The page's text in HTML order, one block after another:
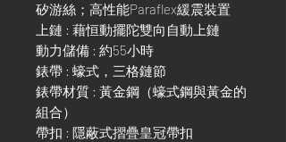
矽游絲；高性能Paraflex緩震裝置
上鏈 : 藉恒動擺陀雙向自動上鏈
動力儲備 : 約55小時
錶帶 : 蠔式，三格鏈節
錶帶材質 : 黃金鋼（蠔式鋼與黃金的
組合）
帶扣 : 隱蔽式摺疊皇冠帶扣